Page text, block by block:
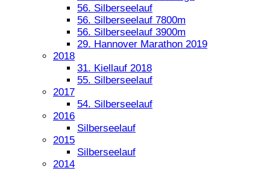
56. Silberseelauf
56. Silberseelauf 7800m
56. Silberseelauf 3900m
29. Hannover Marathon 2019
2018
31. Kiellauf 2018
55. Silberseelauf
2017
54. Silberseelauf
2016
Silberseelauf
2015
Silberseelauf
2014